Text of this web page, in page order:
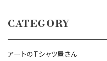
CATEGORY
アートのTシャツ屋さん